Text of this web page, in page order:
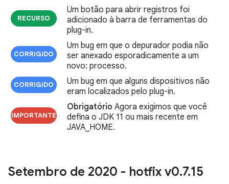
RECURSO
Um botão para abrir registros foi
adicionado à barra de ferramentas do
plug-in.
CORRIGIDO
Um bug em que o depurador podia não
ser anexado esporadicamente a um
novo: processo.
CORRIGIDO
Um bug em que alguns dispositivos não
eram localizados pelo plug-in.
IMPORTANTE
Obrigatório Agora exigimos que você
defina o JDK 11 ou mais recente em
JAVA_HOME.
Setembro de 2020 - hotfix v0.7.15